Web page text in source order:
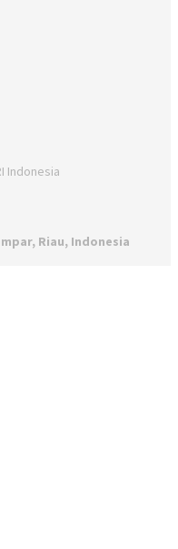
Indonesia
Riau, Indonesia